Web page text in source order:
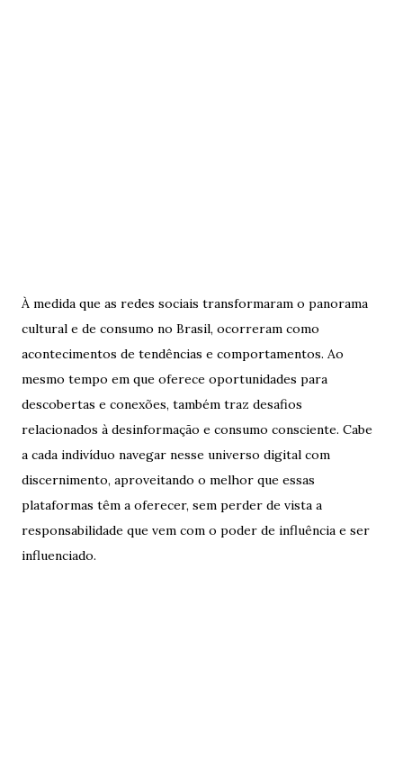
À medida que as redes sociais transformaram o panorama
cultural e de consumo no Brasil, ocorreram como
acontecimentos de tendências e comportamentos. Ao
mesmo tempo em que oferece oportunidades para
descobertas e conexões, também traz desafios
relacionados à desinformação e consumo consciente. Cabe
a cada indivíduo navegar nesse universo digital com
discernimento, aproveitando o melhor que essas
plataformas têm a oferecer, sem perder de vista a
responsabilidade que vem com o poder de influência e ser
influenciado.